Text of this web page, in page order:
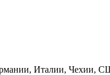
Италии, Чехии,